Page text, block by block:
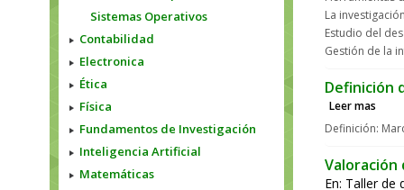
Sistemas Operativos
Contabilidad
Electronica
Ética
Física
Fundamentos de Investigación
Inteligencia Artificial
Matemáticas
La
Estudio del
Gestión de la
Definición
Leer mas
Definición:
Valoración
En: Taller de